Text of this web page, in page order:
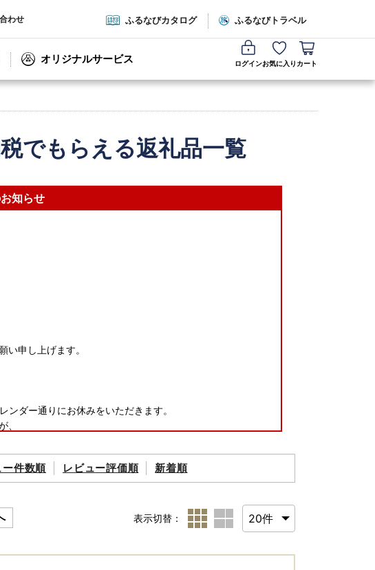
わせ ふるなびカタログ ふるなびトラベル
オリジナルサービス ログインお気に入り カート
でもらえる返礼品一覧
知らせ
い申し上げます。
ダー通りにお休みをいただきます。
、
ー件数順 レビュー評価順 新着順
表示切替：